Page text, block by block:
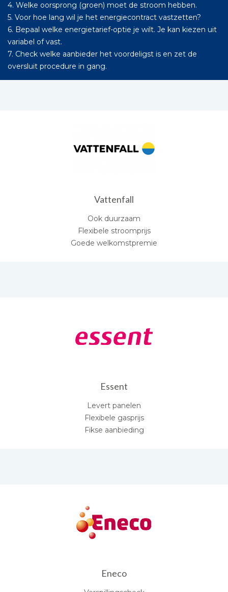
4. Welke oorsprong (groen) moet de stroom hebben.
5. Voor hoe lang wil je het energiecontract vastzetten?
6. Bepaal welke energietarief-optie je wilt. Je kan kiezen uit
variabel of vast.
7. Check welke aanbieder het voordeligst is en zet de
oversluit procedure in gang.
Vattenfall
Ook duurzaam
Flexibele stroomprijs
Goede welkomstpremie
Essent
Levert panelen
Flexibele gasprijs
Fikse aanbieding
Eneco